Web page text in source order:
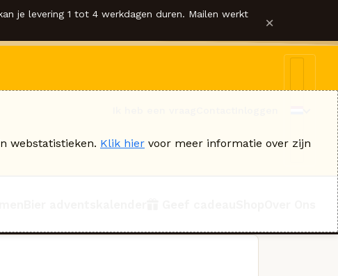
je levering 1 tot 4 werkdagen duren. Mailen werkt ×
webstatistieken. Klik hier voor meer informatie over zijn